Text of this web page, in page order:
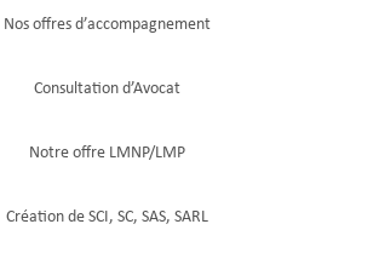
Nos offres d’accompagnement
Consultation d’Avocat
Notre offre LMNP/LMP
Création de SCI, SC, SAS, SARL